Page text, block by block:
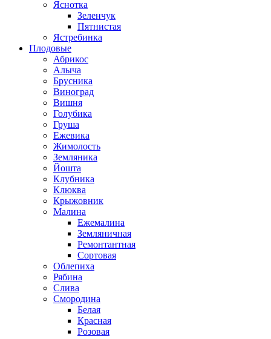
Яснотка
Зеленчук
Пятнистая
Ястребинка
Плодовые
Абрикос
Алыча
Брусника
Виноград
Вишня
Голубика
Груша
Ежевика
Жимолость
Земляника
Йошта
Клубника
Клюква
Крыжовник
Малина
Ежемалина
Земляничная
Ремонтантная
Сортовая
Облепиха
Рябина
Слива
Смородина
Белая
Красная
Розовая